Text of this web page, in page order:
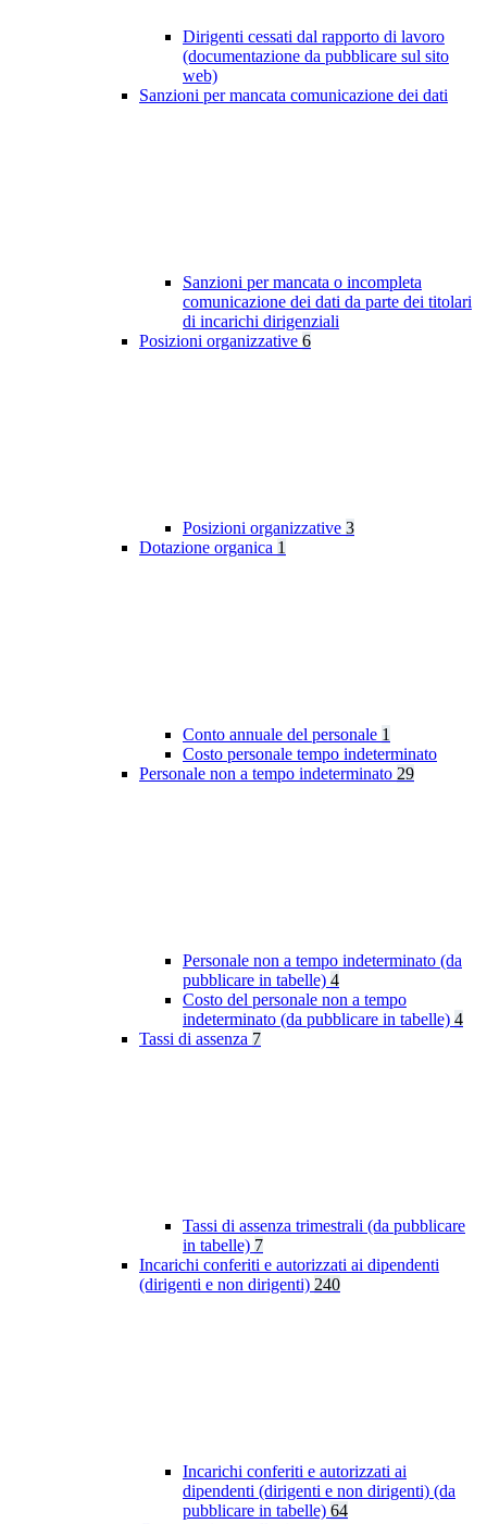
Dirigenti cessati dal rapporto di lavoro
(documentazione da pubblicare sul sito
web)
Sanzioni per mancata comunicazione dei dati
Sanzioni per mancata o incompleta
comunicazione dei dati da parte dei titolari
di incarichi dirigenziali
Posizioni organizzative 6
Posizioni organizzative 3
Dotazione organica 1
Conto annuale del personale 1
Costo personale tempo indeterminato
Personale non a tempo indeterminato 29
Personale non a tempo indeterminato (da
pubblicare in tabelle) 4
Costo del personale non a tempo
indeterminato (da pubblicare in tabelle) 4
Tassi di assenza 7
Tassi di assenza trimestrali (da pubblicare
in tabelle) 7
Incarichi conferiti e autorizzati ai dipendenti
(dirigenti e non dirigenti) 240
Incarichi conferiti e autorizzati ai
dipendenti (dirigenti e non dirigenti) (da
pubblicare in tabelle) 64